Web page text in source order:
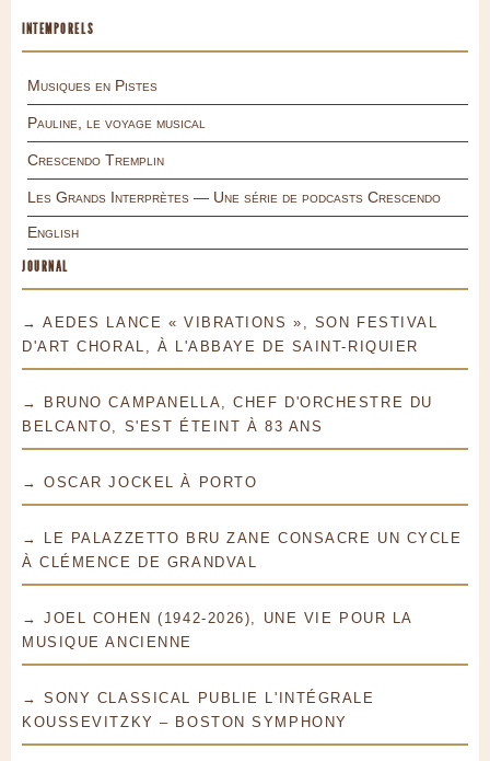
INTEMPORELS
Musiques en Pistes
Pauline, le voyage musical
Crescendo Tremplin
Les Grands Interprètes — Une série de podcasts Crescendo
English
JOURNAL
→ AEDES LANCE « VIBRATIONS », SON FESTIVAL
D'ART CHORAL, À L'ABBAYE DE SAINT-RIQUIER
→ BRUNO CAMPANELLA, CHEF D'ORCHESTRE DU
BELCANTO, S'EST ÉTEINT À 83 ANS
→ OSCAR JOCKEL À PORTO
→ LE PALAZZETTO BRU ZANE CONSACRE UN CYCLE
À CLÉMENCE DE GRANDVAL
→ JOEL COHEN (1942-2026), UNE VIE POUR LA
MUSIQUE ANCIENNE
→ SONY CLASSICAL PUBLIE L'INTÉGRALE
KOUSSEVITZKY – BOSTON SYMPHONY